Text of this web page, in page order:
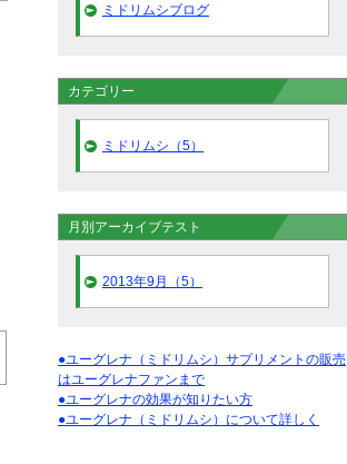
ミドリムシブログ
カテゴリー
ミドリムシ（5）
月別アーカイブテスト
2013年9月（5）
●ユーグレナ（ミドリムシ）サプリメントの販売
はユーグレナファンまで
●ユーグレナの効果が知りたい方
●ユーグレナ（ミドリムシ）について詳しく